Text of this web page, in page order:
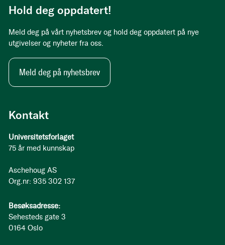
Kontakt
Universitetsforlaget
75 år med kunnskap
Aschehoug AS
Org.nr: 935 302 137
Besøksadresse:
Sehesteds gate 3
0164 Oslo
Hold deg oppdatert!
Meld deg på vårt nyhetsbrev og hold deg oppdatert på nye
utgivelser og nyheter fra oss.
Meld deg på nyhetsbrev